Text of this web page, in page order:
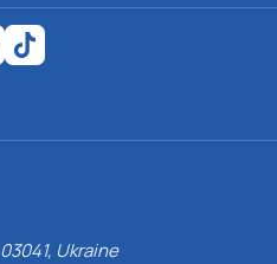
Ukraine